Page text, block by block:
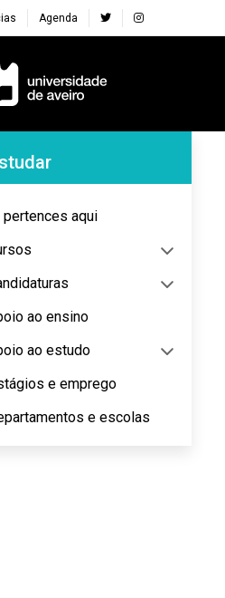
Agenda
Lateral
pertences aqui
ao ensino
ao estudo
e emprego
e escolas